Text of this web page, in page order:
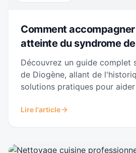
Comment
atteinte du syndrome
Découvrez un guide complet
de Diogène, allant de
solutions pratiques pour
Lire l'article